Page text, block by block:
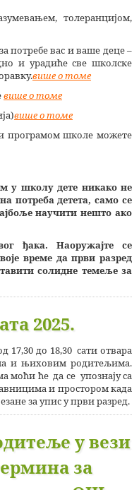
толеранцијом,
потребе вас и ваше деце –
и урадиће све школске
више о томе
више о томе
више о томе
програмом школе можете
у школу дете никако не
потреба детета, само се
научити нешто ако
ђака. Наоружајте се
време да први разред
солидне темеље за
2025.
17,30 до 18,30 сати отвара
и њиховим родитељима.
моћи ће да се упознају са
и простором када
за упис у први разред.
у вези
за